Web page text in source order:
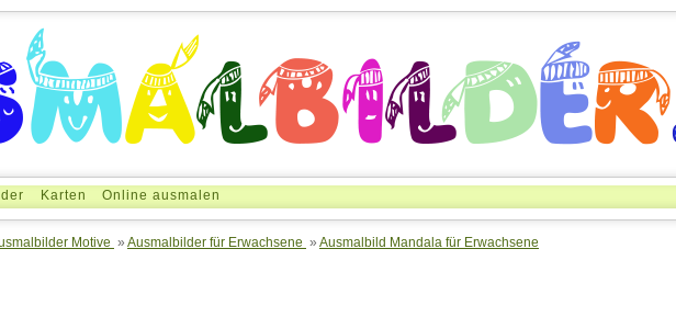
Karten Online ausmalen
Motive » Ausmalbilder für Erwachsene » Ausmalbild Mandala für Erwachsene